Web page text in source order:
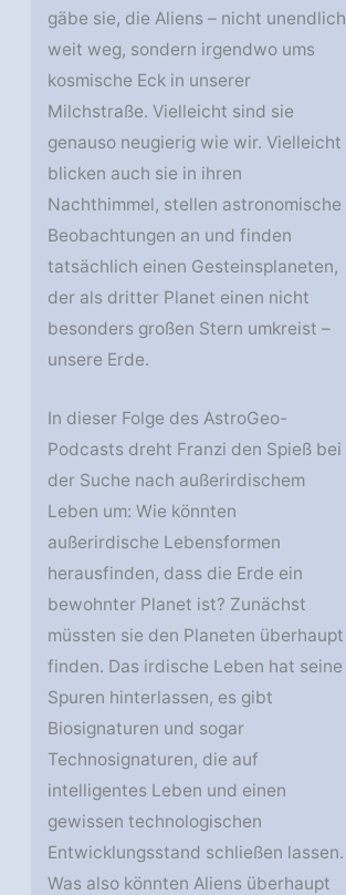
gäbe sie, die Aliens – nicht unendlich
weit weg, sondern irgendwo ums
kosmische Eck in unserer
Milchstraße. Vielleicht sind sie
genauso neugierig wie wir. Vielleicht
blicken auch sie in ihren
Nachthimmel, stellen astronomische
Beobachtungen an und finden
tatsächlich einen Gesteinsplaneten,
der als dritter Planet einen nicht
besonders großen Stern umkreist –
unsere Erde.
In dieser Folge des AstroGeo-
Podcasts dreht Franzi den Spieß bei
der Suche nach außerirdischem
Leben um: Wie könnten
außerirdische Lebensformen
herausfinden, dass die Erde ein
bewohnter Planet ist? Zunächst
müssten sie den Planeten überhaupt
finden. Das irdische Leben hat seine
Spuren hinterlassen, es gibt
Biosignaturen und sogar
Technosignaturen, die auf
intelligentes Leben und einen
gewissen technologischen
Entwicklungsstand schließen lassen.
Was also könnten Aliens überhaupt